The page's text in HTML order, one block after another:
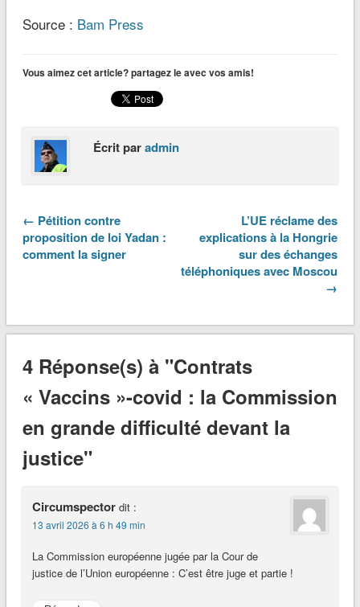
Source : Bam Press
Vous aimez cet article? partagez le avec vos amis!
Écrit paradmin
← Pétition contre
proposition de loi Yadan :
comment la signer
L’UE réclame des
explications à la Hongrie
sur des échanges
téléphoniques avec Moscou
→
4 Réponse(s) à "Contrats
« Vaccins »-covid : la Commission
en grande difficulté devant la
justice"
Circumspector dit :
13 avril 2026 à 6 h 49 min
La Commission européenne jugée par la Cour de
justice de l’Union européenne : C’est être juge et partie !